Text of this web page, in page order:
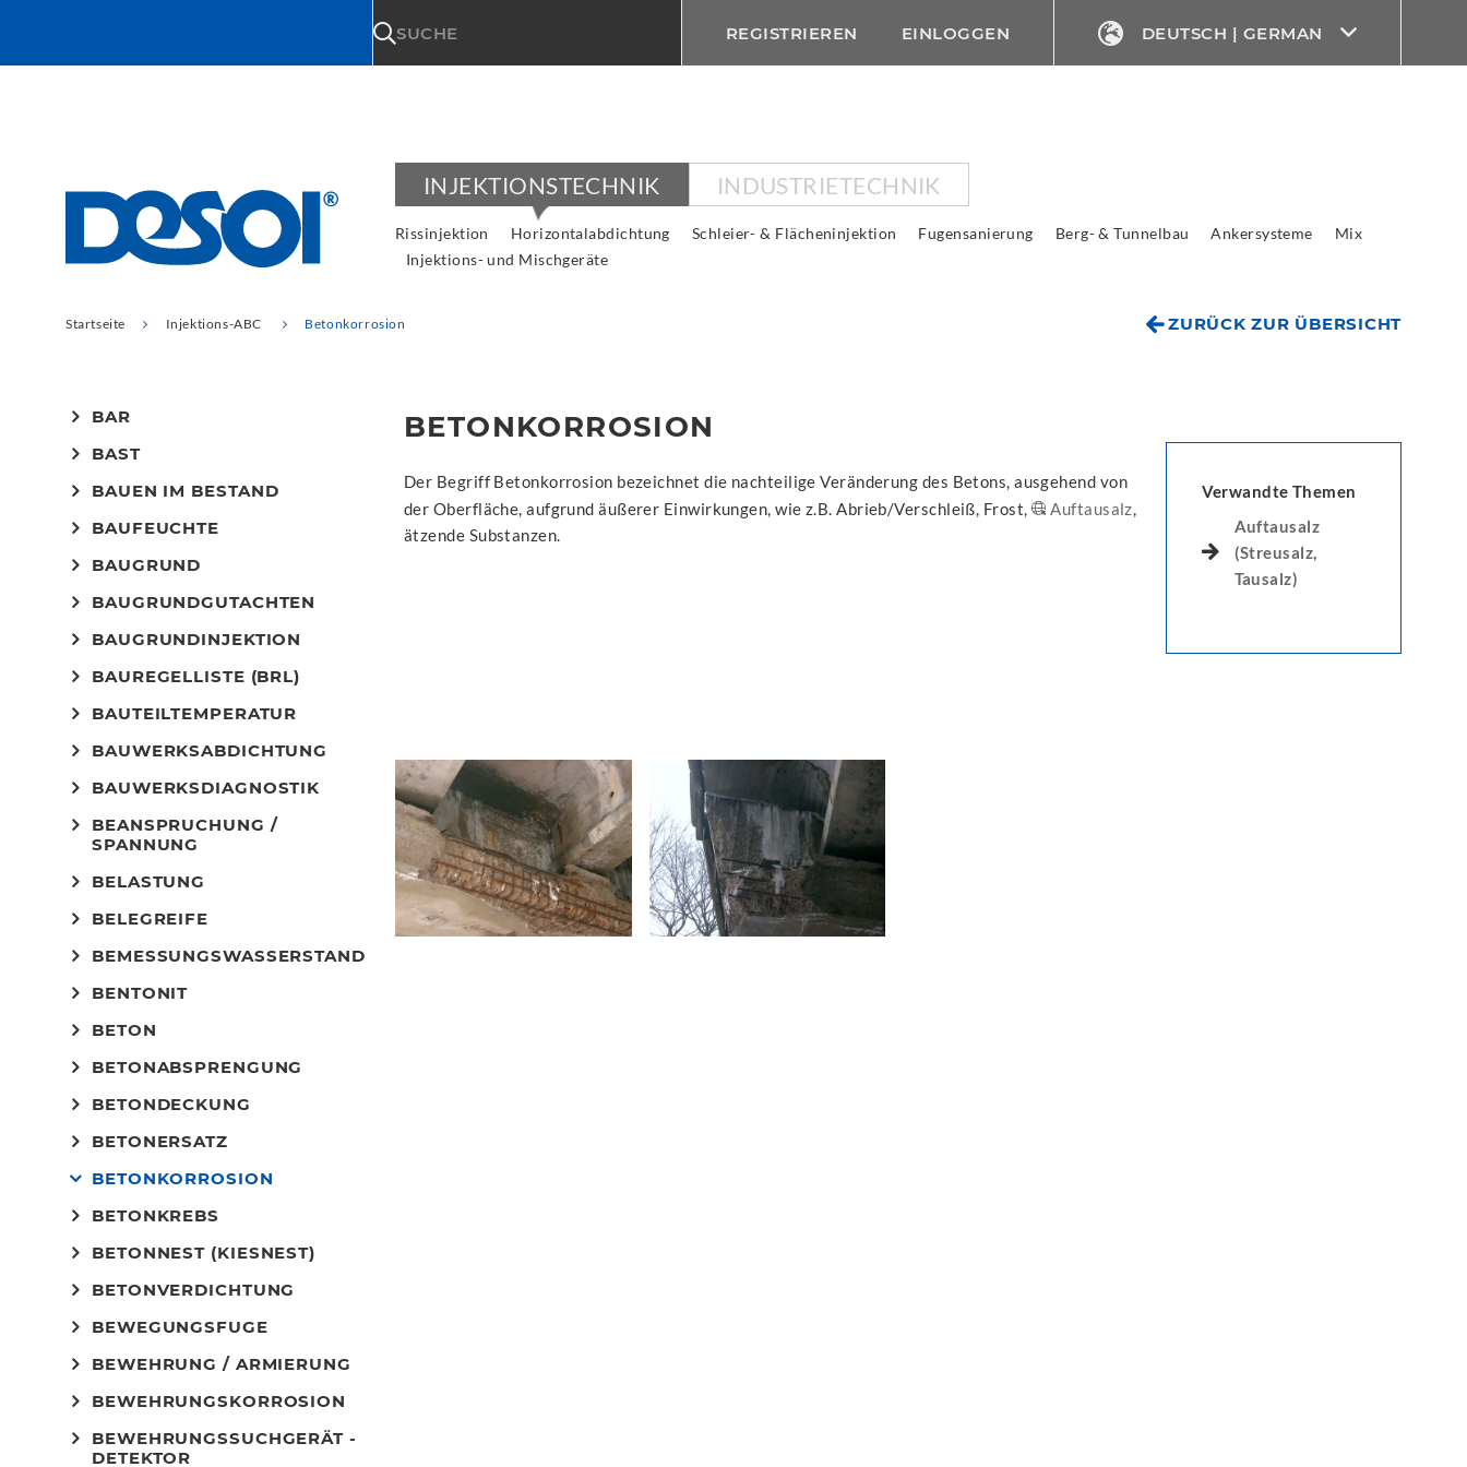
SUCHE REGISTRIEREN EINLOGGEN DEUTSCH | GERMAN
INJEKTIONSTECHNIK INDUSTRIETECHNIK
Rissinjektion Horizontalabdichtung Schleier- & Flächeninjektion Fugensanierung Berg- & Tunnelbau Ankersysteme
Mix
Injektions- und Mischgeräte
ZURÜCK ZUR ÜBERSICHT
Startseite Injektions-ABC Betonkorrosion
BAR
BAST
BAUEN IM BESTAND
BAUFEUCHTE
BAUGRUND
BAUGRUNDGUTACHTEN
BAUGRUNDINJEKTION
BAUREGELLISTE (BRL)
BAUTEILTEMPERATUR
BAUWERKSABDICHTUNG
BAUWERKSDIAGNOSTIK
BEANSPRUCHUNG /
SPANNUNG
BELASTUNG
BELEGREIFE
BEMESSUNGSWASSERSTAND
BENTONIT
BETON
BETONABSPRENGUNG
BETONDECKUNG
BETONERSATZ
BETONKORROSION
BETONKREBS
BETONNEST (KIESNEST)
BETONVERDICHTUNG
BEWEGUNGSFUGE
BEWEHRUNG / ARMIERUNG
BEWEHRUNGSKORROSION
BEWEHRUNGSSUCHGERÄT -
DETEKTOR
BETONKORROSION
Der Begriff Betonkorrosion bezeichnet die nachteilige Veränderung des Betons, ausgehend von
der Oberfläche, aufgrund äußerer Einwirkungen, wie z.B. Abrieb/Verschleiß, Frost,
Auftausalz,
ätzende Substanzen.
Verwandte Themen
Auftausalz
(Streusalz,
Tausalz)